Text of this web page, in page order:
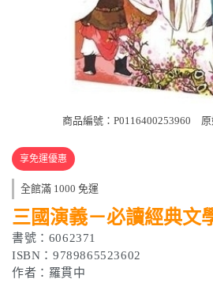
商品編號：P0116400253960
享免運優惠
全館滿 1000 免運
三國演義－必讀經典文
書號：6062371
ISBN：9789865523602
作者：羅貫中